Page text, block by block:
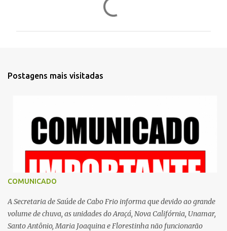
Postagens mais visitadas
COMUNICADO
A Secretaria de Saúde de Cabo Frio informa que devido ao grande
volume de chuva, as unidades do Araçá, Nova Califórnia, Unamar,
Santo Antônio, Maria Joaquina e Florestinha não funcionarão